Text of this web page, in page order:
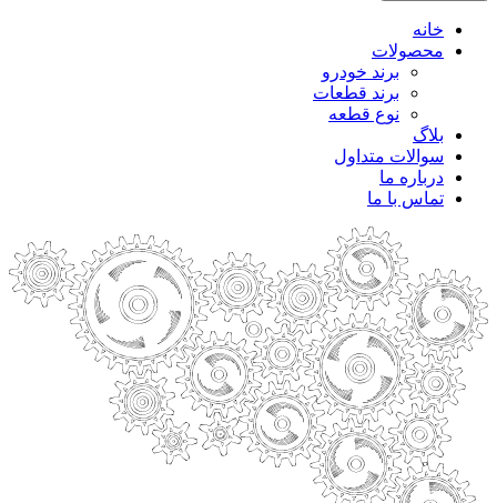
خانه
محصولات
برند خودرو
برند قطعات
نوع قطعه
بلاگ
سوالات متداول
درباره ما
تماس با ما